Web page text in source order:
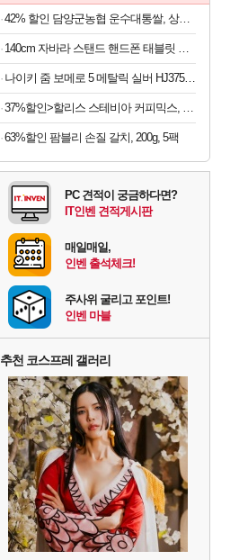
42% 할인 담양군농협 운수대통쌀, 상등급, 10kg, 1개
140cm 자바라 스탠드 핸드폰 태블릿 스마트폰 거치대, 블랙, 1개
나이키 줌 보메로 5 메탈릭 실버 HJ3758-001 남자 운동화
37%할인>할리스 스테비아 커피믹스, 9.5g, 100개입, 1개
63%할인 팜블리 손질 갈치, 200g, 5팩
PC 견적이 궁금하다면?
IT인벤 견적게시판
매일매일,
인벤 출석체크!
주사위 굴리고 포인트!
인벤 마블
추천 코스프레 갤러리